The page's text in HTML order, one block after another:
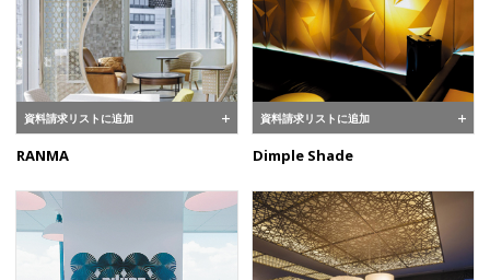
資料請求リストに追加
RANMA
資料請求リストに追加
Dimple Shade